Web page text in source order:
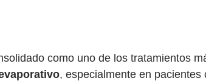
como uno de los tratamientos
, especialmente en pacientes